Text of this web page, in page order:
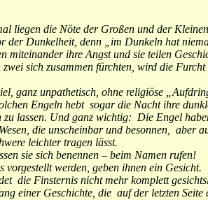
liegen die Nöte der Großen und der
der Dunkelheit, denn „im Dunkeln hat
miteinander ihre Angst und sie teilen
sich zusammen fürchten, wird die Furcht
ganz unpathetisch, ohne religiöse
Engeln hebt sogar die Nacht ihre
lassen. Und ganz wichtig: Die Engel
die unscheinbar und besonnen,
leichter tragen lässt.
sie sich benennen – beim Namen rufen!
werden, geben ihnen ein Gesicht.
die Finsternis nicht mehr komplett
einer Geschichte, die auf der letzten Seite